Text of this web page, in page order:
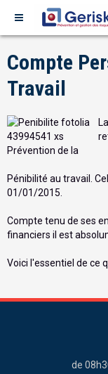
Compte
Travail
Prévention de la
Pénibilité au travail.
01/01/2015.
Compte tenu de ses
financiers il est
Voici l'essentiel de ce
de